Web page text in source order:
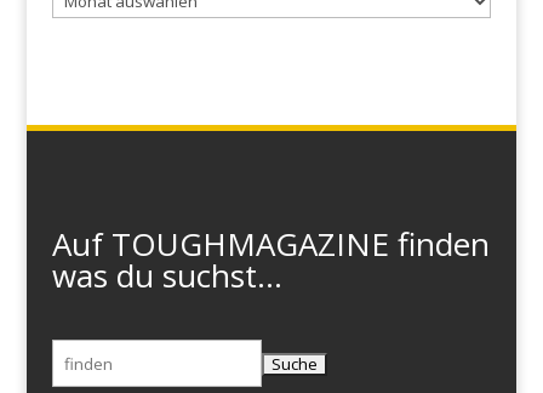
Auf TOUGHMAGAZINE finden
was du suchst...
Suchen
nach: